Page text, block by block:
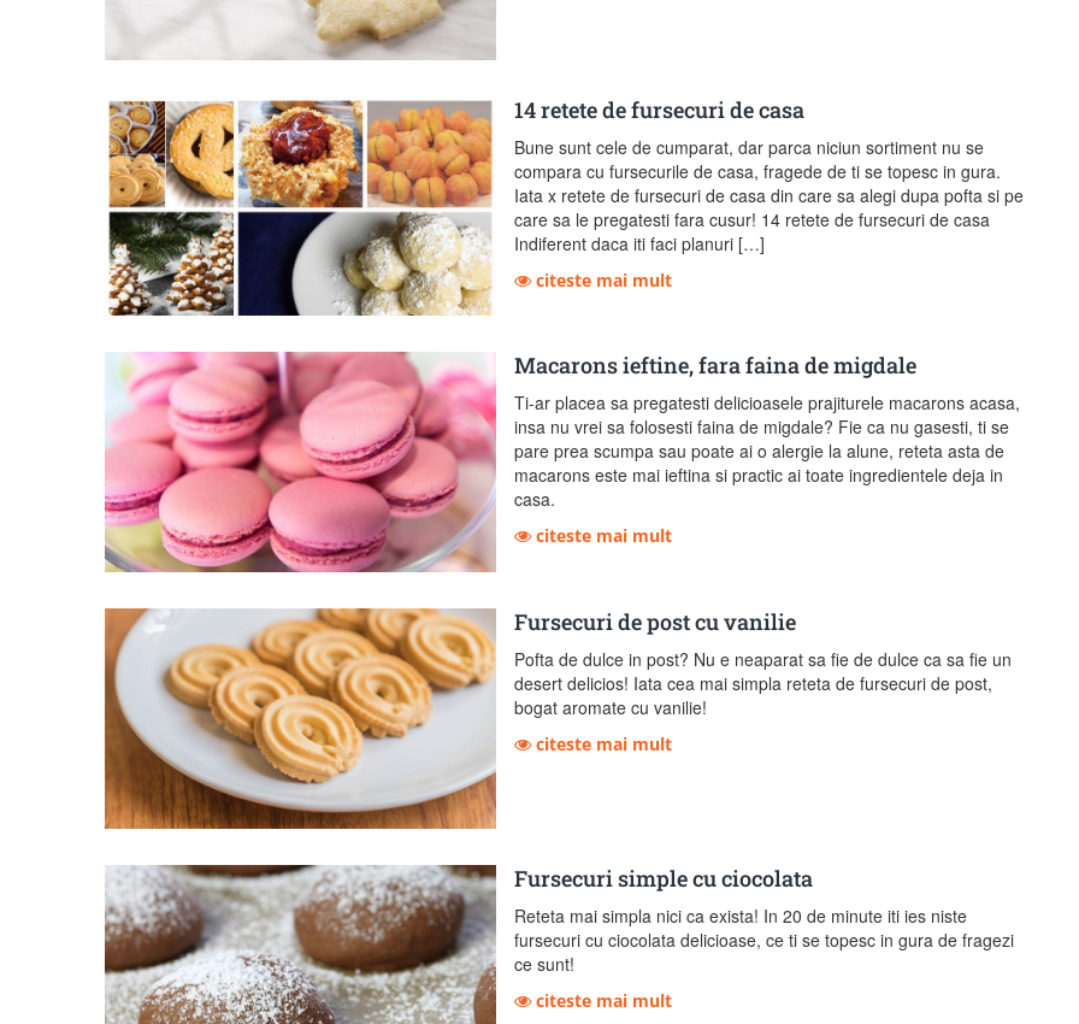
14 retete de fursecuri de casa
Bune sunt cele de cumparat, dar parca niciun sortiment nu se
compara cu fursecurile de casa, fragede de ti se topesc in gura.
Iata x retete de fursecuri de casa din care sa alegi dupa pofta si pe
care sa le pregatesti fara cusur! 14 retete de fursecuri de casa
Indiferent daca iti faci planuri […]
citeste mai mult
Macarons ieftine, fara faina de migdale
Ti-ar placea sa pregatesti delicioasele prajiturele macarons acasa,
insa nu vrei sa folosesti faina de migdale? Fie ca nu gasesti, ti se
pare prea scumpa sau poate ai o alergie la alune, reteta asta de
macarons este mai ieftina si practic ai toate ingredientele deja in
casa.
citeste mai mult
Fursecuri de post cu vanilie
Pofta de dulce in post? Nu e neaparat sa fie de dulce ca sa fie un
desert delicios! Iata cea mai simpla reteta de fursecuri de post,
bogat aromate cu vanilie!
citeste mai mult
Fursecuri simple cu ciocolata
Reteta mai simpla nici ca exista! In 20 de minute iti ies niste
fursecuri cu ciocolata delicioase, ce ti se topesc in gura de fragezi
ce sunt!
citeste mai mult